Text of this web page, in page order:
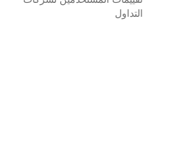
التداول